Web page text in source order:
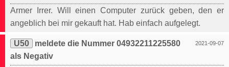
Armer Irrer. Will einen Computer zurück geben, den er
angeblich bei mir gekauft hat. Hab einfach aufgelegt.
2021-09-07
U50
meldete die Nummer 04932211225580
als Negativ